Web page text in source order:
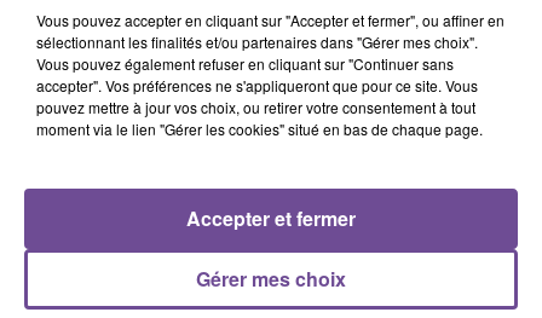
le traitement des dossiers administratifs : ouverture des
ordres de fabrication, préparation des bons de livraison.
Secrétariat divers. Vous êtes à l'aise au téléphone et avec
l'outil informatique. Vous êtes intéressé par le secteur
industriel.
Vous pouvez accepter en cliquant sur "Accepter et fermer", ou affiner en
sélectionnant les finalités et/ou partenaires dans "Gérer mes choix".
Vous pouvez également refuser en cliquant sur "Continuer sans
accepter". Vos préférences ne s'appliqueront que pour ce site. Vous
pouvez mettre à jour vos choix, ou retirer votre consentement à tout
moment via le lien "Gérer les cookies" situé en bas de chaque page.
Gérer mes choix
Accepter et fermer